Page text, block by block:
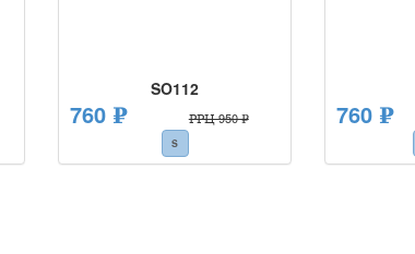
SO112
760 ₽ РРЦ 950 ₽
S
760 ₽